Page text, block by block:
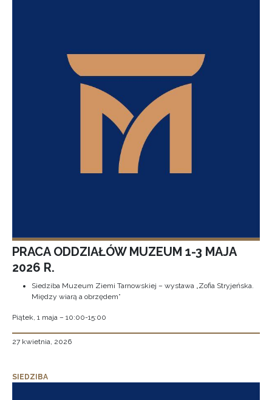
PRACA ODDZIAŁÓW MUZEUM 1-3 MAJA
2026 R.
Siedziba Muzeum Ziemi Tarnowskiej – wystawa „Zofia Stryjeńska.
Między wiarą a obrzędem”
Piątek, 1 maja – 10:00-15:00
27 kwietnia, 2026
SIEDZIBA